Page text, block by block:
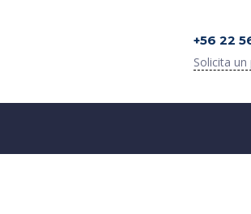
+56 22
Solicita